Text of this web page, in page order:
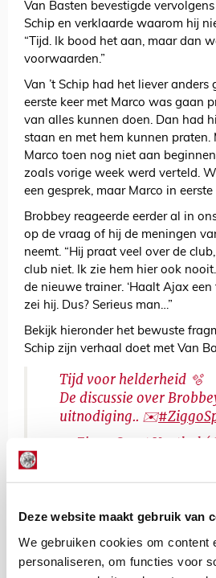
Deze website maakt gebruik van
We gebruiken cookies om content
personaliseren, om functies voor
Van Basten bevestigde
Schip en verklaarde waarom hij
“Tijd. Ik bood het aan, maar dan
voorwaarden.”
Van ’t Schip had het liever anders
eerste keer met Marco was gaan
van alles kunnen doen. Dan had
staan en met hem kunnen
Marco toen nog niet aan
zoals vorige week werd verteld.
een gesprek, maar Marco in eerste
Brobbey reageerde eerder al in
op de vraag of hij de meningen
neemt. “Hij praat veel over de
club niet. Ik zie hem hier ook
de nieuwe trainer. ‘Haalt Ajax een
zei hij. Dus? Serieus man…”
Bekijk hieronder het bewuste
Schip zijn verhaal doet met Van
Tijd voor helderheid 🫧
De discussie over
uitnodiging.. ✉️
— Ziggo Sport Voetbal
De
Bekijk alle berichten van De